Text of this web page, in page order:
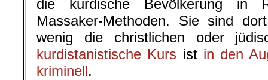
die kurdische Bevölkerung in
Massaker-Methoden. Sie sind
wenig die christlichen oder
kurdistanistische Kurs ist in den
kriminell.